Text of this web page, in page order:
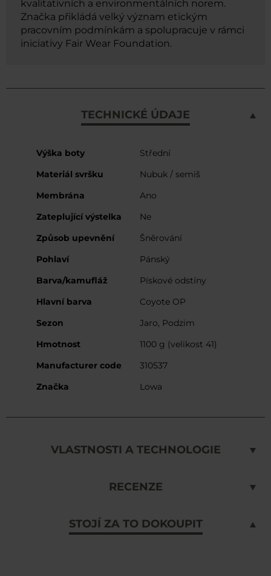
kvalitativních a environmentálních norem.
Značka přikládá velký význam etickým
pracovním podmínkám a spolupracuje v rámci
iniciativy Fair Wear Foundation.
TECHNICKÉ ÚDAJE
Více
Výška boty
Střední
Materiál svršku
Nubuk / semiš
Membrána
Ano
Zateplující výstelka
Ne
Způsob upevnění
Šněrování
Pohlaví
Pánský
Barva/kamufláž
Pískové odstíny
Hlavní barva
Coyote OP
Sezon
Jaro, Podzim
Hmotnost
1100 g (velikost 41)
Manufacturer code
310537
Značka
Lowa
VLASTNOSTI A TECHNOLOGIE
RECENZE
STOJÍ ZA TO DOKOUPIT